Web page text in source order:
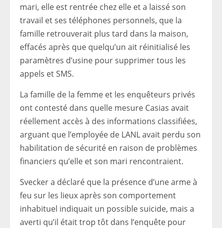
mari, elle est rentrée chez elle et a laissé son
travail et ses téléphones personnels, que la
famille retrouverait plus tard dans la maison,
effacés après que quelqu’un ait réinitialisé les
paramètres d’usine pour supprimer tous les
appels et SMS.
La famille de la femme et les enquêteurs privés
ont contesté dans quelle mesure Casias avait
réellement accès à des informations classifiées,
arguant que l’employée de LANL avait perdu son
habilitation de sécurité en raison de problèmes
financiers qu’elle et son mari rencontraient.
Svecker a déclaré que la présence d’une arme à
feu sur les lieux après son comportement
inhabituel indiquait un possible suicide, mais a
averti qu’il était trop tôt dans l’enquête pour